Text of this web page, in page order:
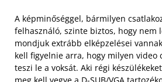
A képminőséggel, bármilyen
felhasználó, szinte biztos, hogy nem
mondjuk extrább elképzelései
kell figyelnie arra, hogy milyen video
teszi le a voksát. Aki régi
meg kell vegye a D-SUB/VGA